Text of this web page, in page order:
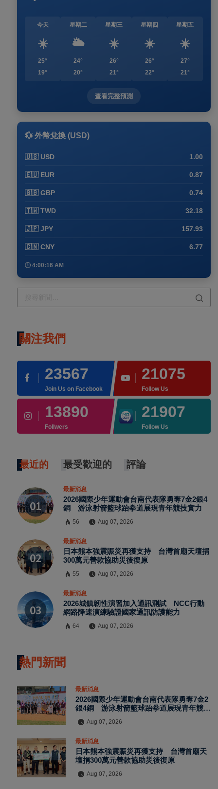
今天
☀️
25°
19°
星期二
🌥️
24°
20°
星期三
☀️
26°
21°
星期四
☀️
26°
22°
星期五
☀️
27°
21°
查看完整預測
💱 外幣兌換 (USD)
🇺🇸 USD 1.00
🇪🇺 EUR 0.87
🇬🇧 GBP 0.74
🇹🇼 TWD 32.18
🇯🇵 JPY 157.93
🇨🇳 CNY 6.77
🕒 4:00:16 AM
關注我們
23567
Join Us on Facebook
21075
Follow Us
13890
Follwers
21907
Follow Us
最近的 最受歡迎的 評論
最新消息
2026國際少年運動會台南代表隊勇奪7金2銀4
銅 游泳射箭籃球跆拳道展現青年競技實力
56 Aug 07, 2026
最新消息
日本熊本強震賑災再獲支持 台灣首廟天壇捐
300萬元善款協助災後復原
55 Aug 07, 2026
最新消息
2026城鎮韌性演習加入通訊測試 NCC行動
網路降速演練驗證國家通訊防護能力
64 Aug 07, 2026
熱門新聞
最新消息
2026國際少年運動會台南代表隊勇奪7金2
銀4銅 游泳射箭籃球跆拳道展現青年競技
Aug 07, 2026
最新消息
日本熊本強震賑災再獲支持 台灣首廟天
壇捐300萬元善款協助災後復原
Aug 07, 2026